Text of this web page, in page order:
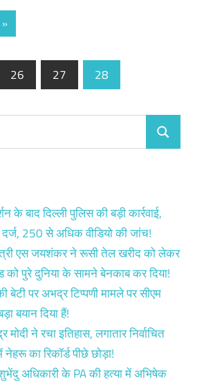
26 27 28
Search
के बाद दिल्ली पुलिस की बड़ी कार्रवाई,
250 से अधिक वीडियो की जांच!
एस जयशंकर ने रूसी तेल खरीद को लेकर
को पुरे दुनिया के सामने बेनकाब कर दिया!
पर अभद्र टिप्पणी मामले पर सीएम
बयान दिया हैं!
मोदी ने रचा इतिहास, लगातार निर्वाचित
का रिकॉर्ड पीछे छोड़ा!
अधिकारी के PA की हत्या में अभिषेक